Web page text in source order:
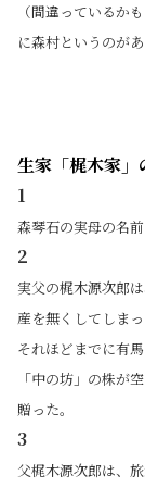
（間違っているか
に森村というのが
生家「梶木家」
1
森琴石の実母の名前
2
実父の梶木源次郎
産を無くしてしまっ
それほどまでに有
「中の坊」の株が
贈った。
3
父梶木源次郎は、